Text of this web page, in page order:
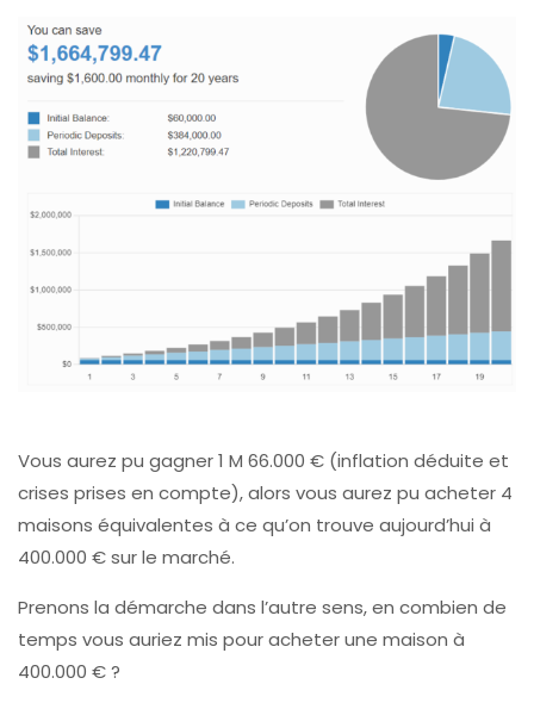
Vous aurez pu gagner 1 M 66.000 € (inflation déduite et
crises prises en compte), alors vous aurez pu acheter 4
maisons équivalentes à ce qu’on trouve aujourd’hui à
400.000 € sur le marché.
Prenons la démarche dans l’autre sens, en combien de
temps vous auriez mis pour acheter une maison à
400.000 € ?